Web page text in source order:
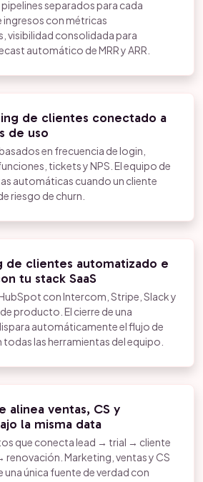
separados para cada
con métricas
visibilidad consolidada para
automático de MRR y ARR.
de clientes conectado a
de uso
en frecuencia de login,
tickets y NPS. El equipo de
automáticas cuando un cliente
riesgo de churn.
de clientes automatizado e
tu stack SaaS
con Intercom, Stripe, Slack y
producto. El cierre de una
automáticamente el flujo de
las herramientas del equipo.
alinea ventas, CS y
la misma data
que conecta lead → trial → cliente
Marketing, ventas y CS
una única fuente de verdad con